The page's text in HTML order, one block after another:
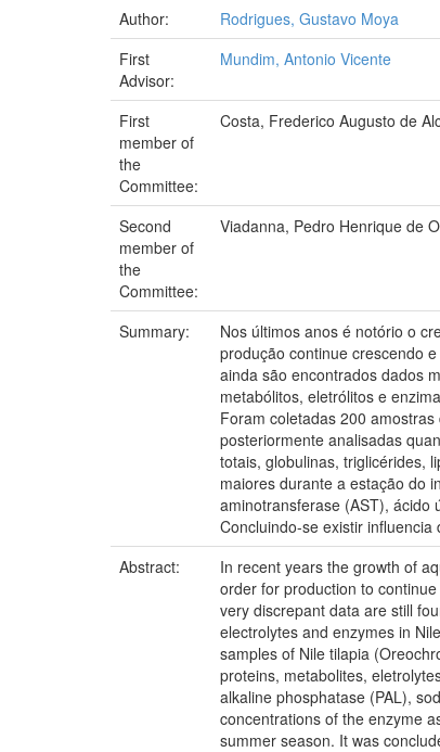
Author:
Rodrigues, Gustavo Moya
First
Advisor:
Mundim, Antonio Vicente
First
member of
the
Committee:
Costa, Frederico Augusto de
Second
member of
the
Committee:
Viadanna, Pedro Henrique de
Summary:
Nos últimos anos é notório o
produção continue crescendo
ainda são encontrados dados
metabólitos, eletrólitos e
Foram coletadas 200
posteriormente analisadas
totais, globulinas, triglicérides,
maiores durante a estação do
aminotransferase (AST), ácido
Concluindo-se existir
Abstract:
In recent years the growth of
order for production to
very discrepant data are still
electrolytes and enzymes in
samples of Nile tilapia
proteins, metabolites,
alkaline phosphatase (PAL),
concentrations of the enzyme
summer season. It was